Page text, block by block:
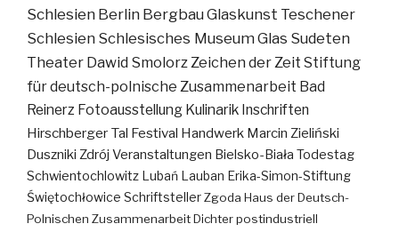
Schlesien Berlin BergbauGlaskunst Teschener
Schlesien Schlesisches MuseumGlas Sudeten
Theater Dawid SmolorzZeichen der Zeit Stiftung
für deutsch-polnische Zusammenarbeit Bad
Reinerz Fotoausstellung Kulinarik Inschriften
Hirschberger Tal Festival Handwerk Marcin Zieliński
Duszniki Zdrój Veranstaltungen Bielsko-Biała Todestag
Schwientochlowitz Lubań Lauban Erika-Simon-Stiftung
Świętochłowice SchriftstellerZgoda Haus der Deutsch-
Polnischen ZusammenarbeitDichterpostindustriell